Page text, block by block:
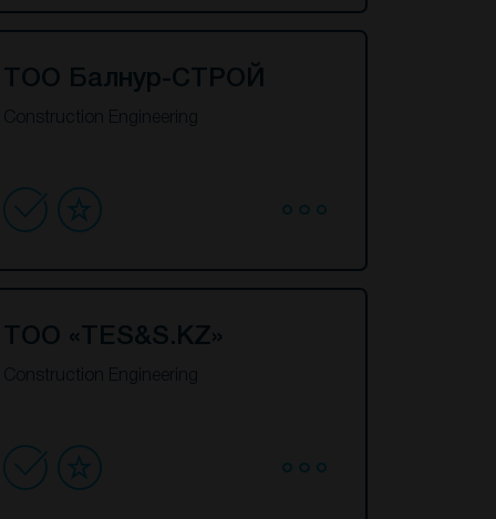
ТОО Балнур-СТРОЙ
Construction Engineering
ТОО «TES&S.KZ»
Construction Engineering